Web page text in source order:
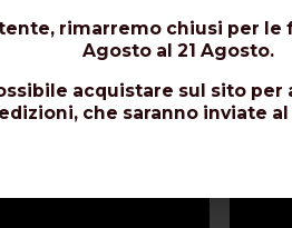
Tecniche
rimarremo chiusi per le
Agosto al 21 Agosto.
acquistare sul sito
che saranno inviate